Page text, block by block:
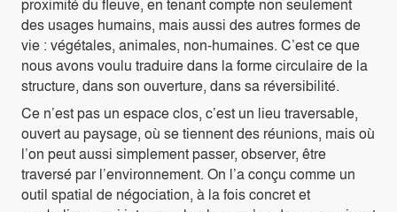
des usages humains, mais aussi des autres formes de
vie : végétales, animales, non-humaines. C’est ce que
nous avons voulu traduire dans la forme circulaire de la
structure, dans son ouverture, dans sa réversibilité.
Ce n’est pas un espace clos, c’est un lieu traversable,
ouvert au paysage, où se tiennent des réunions, mais où
l’on peut aussi simplement passer, observer, être
traversé par l’environnement. On l’a conçu comme un
outil spatial de négociation, à la fois concret et